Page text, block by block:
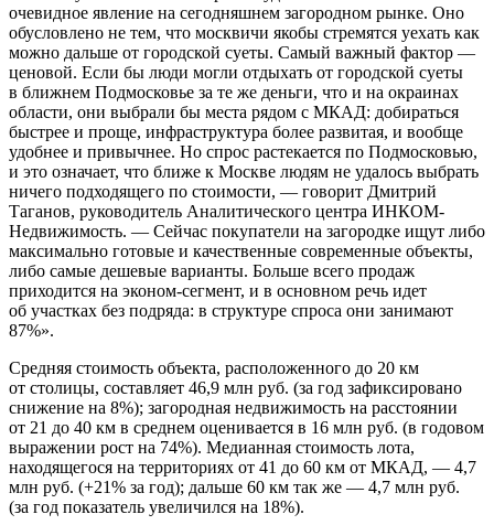
очевидное явление на сегодняшнем загородном рынке. Оно
обусловлено не тем, что москвичи якобы стремятся уехать как
можно дальше от городской суеты. Самый важный фактор —
ценовой. Если бы люди могли отдыхать от городской суеты
в ближнем Подмосковье за те же деньги, что и на окраинах
области, они выбрали бы места рядом с МКАД: добираться
быстрее и проще, инфраструктура более развитая, и вообще
удобнее и привычнее. Но спрос растекается по Подмосковью,
и это означает, что ближе к Москве людям не удалось выбрать
ничего подходящего по стоимости, — говорит Дмитрий
Таганов, руководитель Аналитического центра ИНКОМ-
Недвижимость. — Сейчас покупатели на загородке ищут либо
максимально готовые и качественные современные объекты,
либо самые дешевые варианты. Больше всего продаж
приходится на эконом-сегмент, и в основном речь идет
об участках без подряда: в структуре спроса они занимают
87%».
Средняя стоимость объекта, расположенного до 20 км
от столицы, составляет 46,9 млн руб. (за год зафиксировано
снижение на 8%); загородная недвижимость на расстоянии
от 21 до 40 км в среднем оценивается в 16 млн руб. (в годовом
выражении рост на 74%). Медианная стоимость лота,
находящегося на территориях от 41 до 60 км от МКАД, — 4,7
млн руб. (+21% за год); дальше 60 км так же — 4,7 млн руб.
(за год показатель увеличился на 18%).